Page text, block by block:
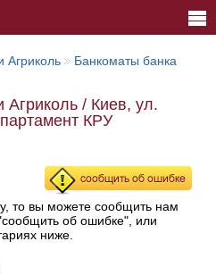
Агриколь
Банкоматы банка
Агриколь / Киев, ул.
КРУ
то вы можете сообщить нам
об ошибке", или
ниже.